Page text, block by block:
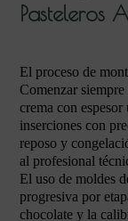
Pasteleros
El proceso de
Comenzar
crema con
inserciones con
reposo y
al profesional
El uso de moldes
progresiva por
chocolate y la